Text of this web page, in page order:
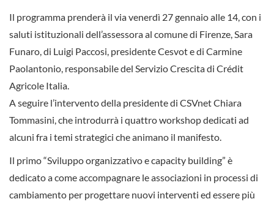
Il programma prenderà il via venerdì 27 gennaio alle 14, con i
saluti istituzionali dell’assessora al comune di Firenze, Sara
Funaro, di Luigi Paccosi, presidente Cesvot e di Carmine
Paolantonio, responsabile del Servizio Crescita di Crédit
Agricole Italia.
A seguire l’intervento della presidente di CSVnet Chiara
Tommasini, che introdurrà i quattro workshop dedicati ad
alcuni fra i temi strategici che animano il manifesto.
Il primo “Sviluppo organizzativo e capacity building” è
dedicato a come accompagnare le associazioni in processi di
cambiamento per progettare nuovi interventi ed essere più